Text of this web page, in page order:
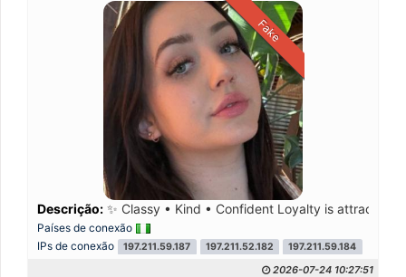
Fake
Descrição: ✨ Classy • Kind • Confident Loyalty is attractive.
Países de conexão
IPs de conexão
197.211.59.187 197.211.52.182 197.211.59.184
2026-07-24 10:27:51